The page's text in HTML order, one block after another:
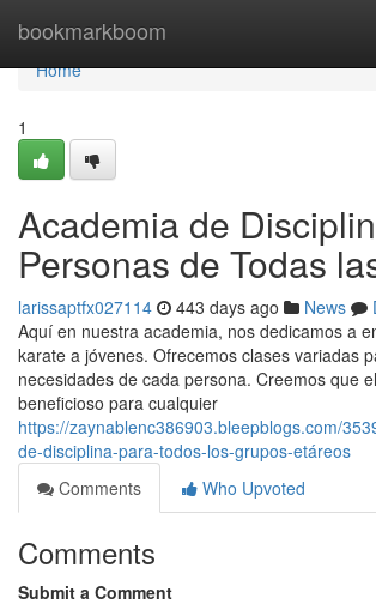
bookmarkboom
Home
Home
1
Academia de
Personas de Todas
larissaptfx027114 443 days ago News
Aquí en nuestra academia, nos dedicamos a
karate a jóvenes. Ofrecemos clases variadas
necesidades de cada persona. Creemos que
beneficioso para cualquier
https://zaynablenc386903.bleepblogs.com/
de-disciplina-para-todos-los-grupos-etáreos
Comments
Who Upvoted
Comments
Submit a Comment